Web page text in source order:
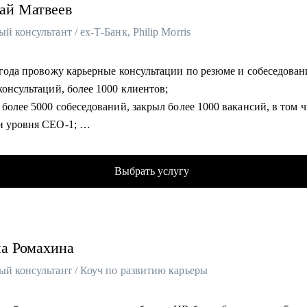
Матвеев
консультант / ex-Т-Банк, Philip Morris
провожу карьерные консультации по резюме и
более 1000 клиентов;
более 5000 собеседований, закрыл более 1000 вакансий, в том
уровня СЕО-1;
HR проекта IQOS в России. Сформировал первую команду
себя увереннее на собеседованиях с HR;
диалог с руководством о своем повышении, переходе на другую
Выбрать услугу
Ромахина
консультант / Коуч по развитию карьеры